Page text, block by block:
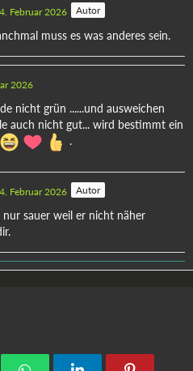
Februar 2026 Autor
muss es was anderes sein.
2026
nicht grün ......und ausweichen
auch nicht gut... wird bestimmt ein
.
Februar 2026 Autor
nur sauer weil er nicht näher